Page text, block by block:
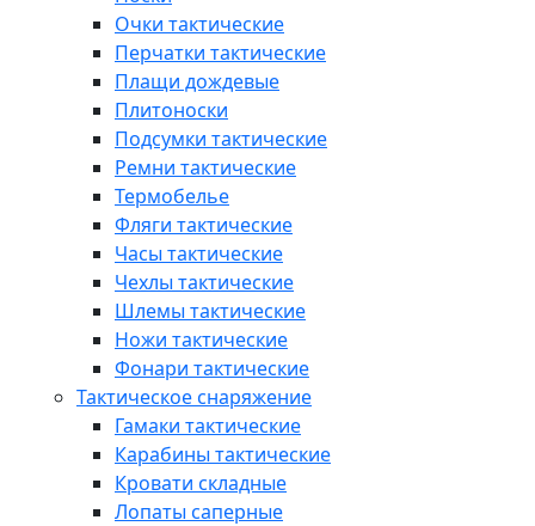
Очки тактические
Перчатки тактические
Плащи дождевые
Плитоноски
Подсумки тактические
Ремни тактические
Термобелье
Фляги тактические
Часы тактические
Чехлы тактические
Шлемы тактические
Ножи тактические
Фонари тактические
Тактическое снаряжение
Гамаки тактические
Карабины тактические
Кровати складные
Лопаты саперные